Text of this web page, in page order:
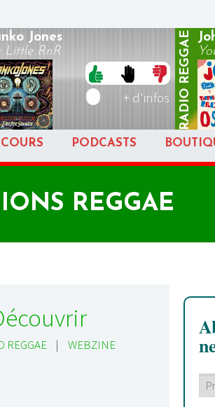
Jones
Little RnR
+ d'infos RADIO
REGGAE
PODCASTS
REGGAE
REGGAE |
WEBZINE